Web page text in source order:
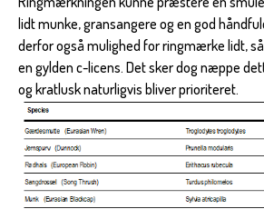
lidt munke, gransangere og en god
derfor også mulighed for ringmærke lidt,
en gylden c-licens. Det sker dog næppe
og kratlusk naturligvis bliver prioriteret.